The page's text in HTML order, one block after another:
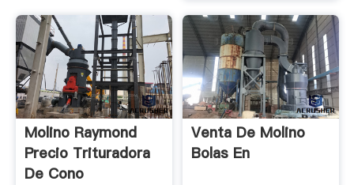
Molino Raymond
Precio Trituradora
De Cono
Venta De Molino
Bolas En